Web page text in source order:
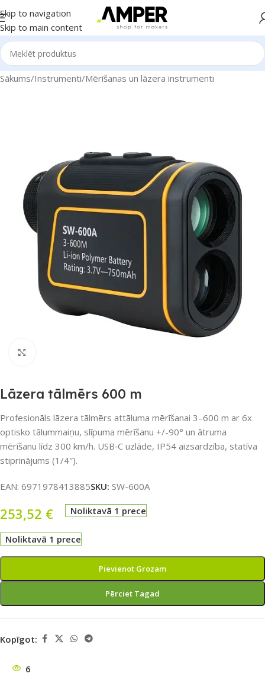
Skip to navigation
Skip to main content
Sākums/Instrumenti/Mērīšanas un lāzera instrumenti
Lāzera tālmērs 600 m
Profesionāls lāzera tālmērs attāluma mērīšanai 3–600 m ar 6x
optisko tālummaiņu, slīpuma mērīšanu +/-90° un ātruma
mērīšanu līdz 300 km/h. USB‑C uzlāde, IP54 aizsardzība, statīva
stiprinājums (1/4″).
EAN: 6971978413885SKU: SW-600A
253,52 € Noliktavā 1 prece
Noliktavā 1 prece
Pievienot Grozam
Pērciet Tagad
Kopīgot:
6